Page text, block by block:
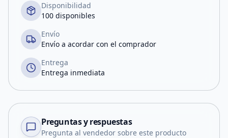
Disponibilidad
100 disponibles
Envío
Envío a acordar con el comprador
Entrega
Entrega inmediata
Preguntas y respuestas
Pregunta al vendedor sobre este producto